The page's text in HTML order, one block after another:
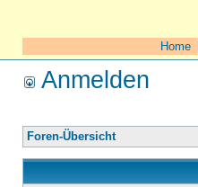
Home
Anmelden
Foren-Übersicht